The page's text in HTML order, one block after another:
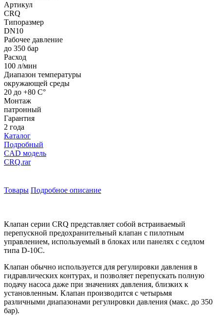
Артикул
CRQ
Типоразмер
DN10
Рабочее давление
до 350 бар
Расход
100 л/мин
Диапазон температуры
окружающей среды
20 до +80 C°
Монтаж
патронный
Гарантия
2 года
Каталог
Подробный
CAD модель
CRQ.rar
Товары Подробное описание
Клапан серии CRQ представляет собой встраиваемый
перепускной предохранительный клапан с пилотным
управлением, используемый в блоках или панелях с седлом
типа D-10С.
Клапан обычно используется для регулировки давления в
гидравлических контурах, и позволяет перепускать полную
подачу насоса даже при значениях давления, близких к
установленным. Клапан производится с четырьмя
различными диапазонами регулировки давления (макс. до 350
бар).